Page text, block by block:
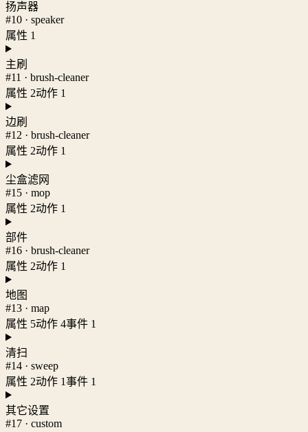
扬声器
#10 · speaker
属性 1
主刷
#11 · brush-cleaner
属性 2动作 1
边刷
#12 · brush-cleaner
属性 2动作 1
尘盒滤网
#15 · mop
属性 2动作 1
部件
#16 · brush-cleaner
属性 2动作 1
地图
#13 · map
属性 5动作 4事件 1
清扫
#14 · sweep
属性 2动作 1事件 1
其它设置
#17 · custom